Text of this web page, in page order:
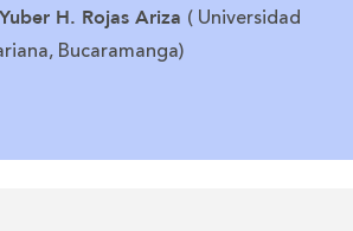
H. Rojas Ariza ( Universidad
Bucaramanga)